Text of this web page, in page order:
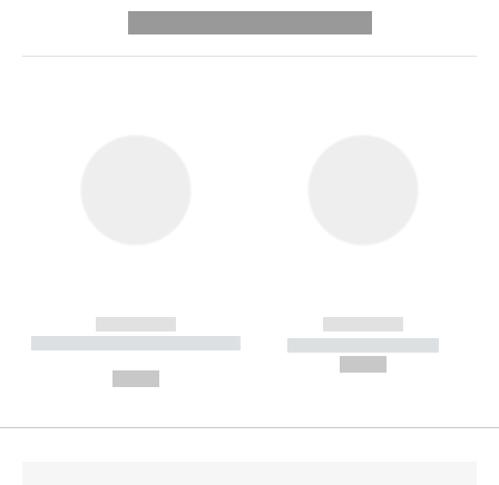
------------
----------- ----------- --------
------------
----------- -----------